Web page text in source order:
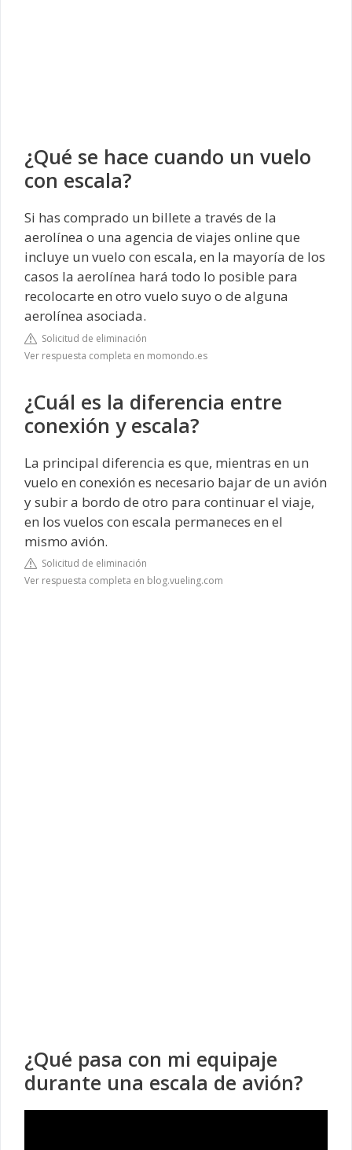
¿Qué se hace cuando un vuelo
con escala?
Si has comprado un billete a través de la
aerolínea o una agencia de viajes online que
incluye un vuelo con escala, en la mayoría de los
casos la aerolínea hará todo lo posible para
recolocarte en otro vuelo suyo o de alguna
aerolínea asociada.
Solicitud de eliminación
Ver respuesta completa en momondo.es
¿Cuál es la diferencia entre
conexión y escala?
La principal diferencia es que, mientras en un
vuelo en conexión es necesario bajar de un avión
y subir a bordo de otro para continuar el viaje,
en los vuelos con escala permaneces en el
mismo avión.
Solicitud de eliminación
Ver respuesta completa en blog.vueling.com
¿Qué pasa con mi equipaje
durante una escala de avión?